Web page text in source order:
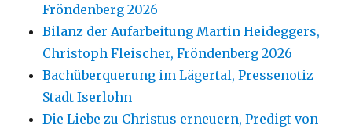
Fröndenberg 2026
Bilanz der Aufarbeitung Martin Heideggers,
Christoph Fleischer, Fröndenberg 2026
Bachüberquerung im Lägertal, Pressenotiz
Stadt Iserlohn
Die Liebe zu Christus erneuern, Predigt von